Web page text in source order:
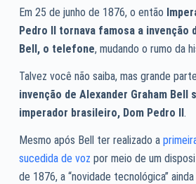
Em 25 de junho de 1876, o então
Pedro II tornava famosa a invenção
Bell, o telefone, mudando o rumo da
Talvez você não saiba, mas grande
invenção de Alexander Graham Bell
imperador brasileiro, Dom Pedro II.
Mesmo após Bell ter realizado a
sucedida de voz por meio de um
de 1876, a “novidade tecnológica” ainda